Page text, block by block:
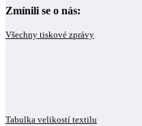
Zmínili se o nás:
Všechny tiskové zprávy
Tabulka velikostí textilu